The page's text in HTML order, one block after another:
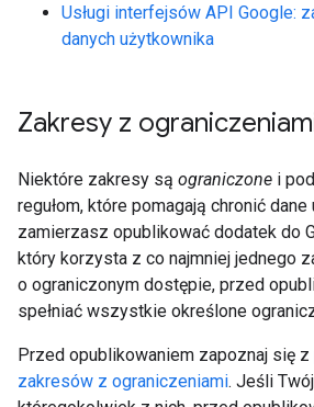
Usługi interfejsów API Google:
danych użytkownika
Zakresy z
Niektóre zakresy są ograniczone i
regułom, które pomagają chronić
zamierzasz opublikować dodatek do
który korzysta z co najmniej jednego
o ograniczonym dostępie, przed
spełniać wszystkie określone
Przed opublikowaniem zapoznaj się z
zakresów z ograniczeniami. Jeśli